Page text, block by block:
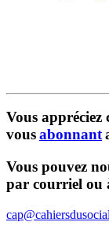
Vous appréciez
vousabonnant
Vous pouvez
par courriel ou